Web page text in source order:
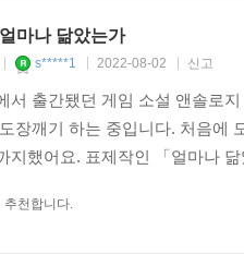
기다릴 따름이다.
얼마나 닮았는가
s*****1 2022-08-02 신고
서 출간됐던 게임 소설 앤솔로
장깨기 하는 중입니다. 처음에
지했어요. 표제작인 「얼마나
추천합니다.